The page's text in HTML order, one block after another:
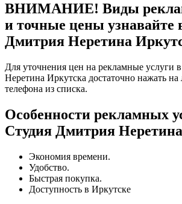
ВНИМАНИЕ! Виды
и точные цены узнавайте
Дмитрия Неретина
Для уточнения цен на рекламные услуги
Неретина Иркутска достаточно нажать
телефона из списка.
Особенности рекламных
Студия Дмитрия Неретина
Экономия времени.
Удобство.
Быстрая покупка.
Доступность в Иркутске